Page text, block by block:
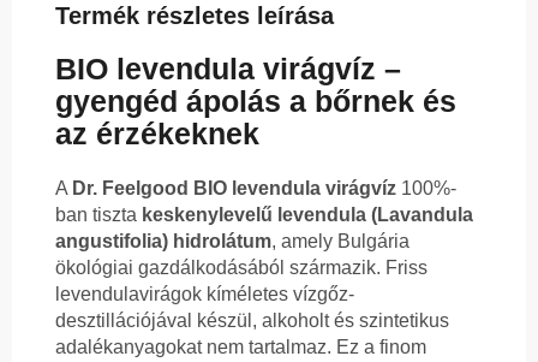
Termék részletes leírása
BIO levendula virágvíz –
gyengéd ápolás a bőrnek és
az érzékeknek
A Dr. Feelgood BIO levendula virágvíz 100%-
ban tiszta keskenylevelű levendula (Lavandula
angustifolia) hidrolátum, amely Bulgária
ökológiai gazdálkodásából származik. Friss
levendulavirágok kíméletes vízgőz-
desztillációjával készül, alkoholt és szintetikus
adalékanyagokat nem tartalmaz. Ez a finom